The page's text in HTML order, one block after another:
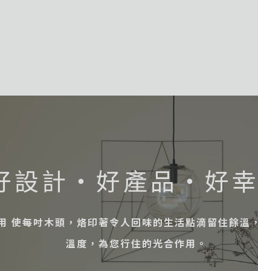
設計・好產品・好
使每吋木頭，烙印著令人回味的生活點滴留住餘溫
溫度，為您行住的光合作用。